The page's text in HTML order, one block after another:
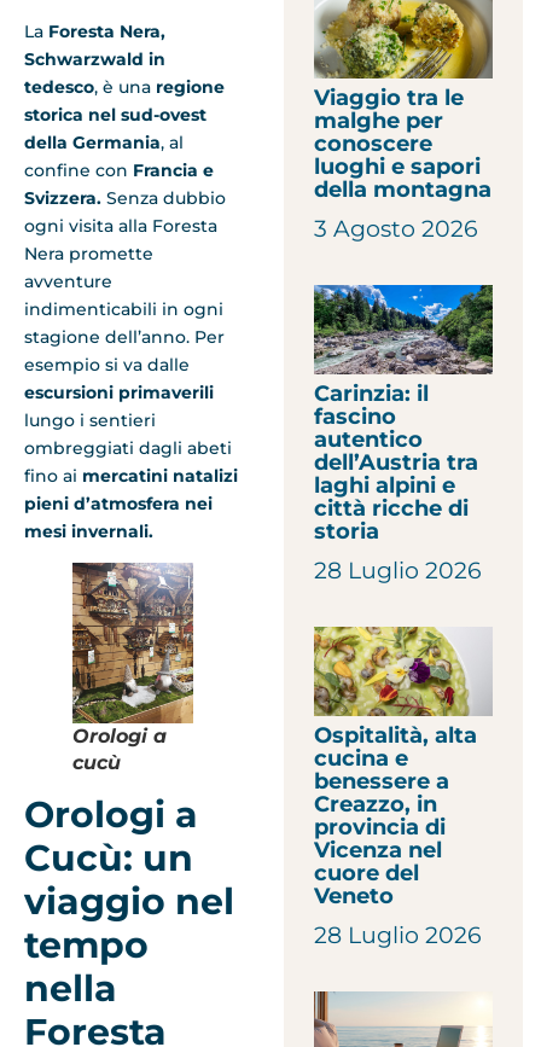
La Foresta Nera,
Schwarzwald in
tedesco, è una regione
storica nel sud-ovest
della Germania, al
confine con Francia e
Svizzera. Senza dubbio
ogni visita alla Foresta
Nera promette
avventure
indimenticabili in ogni
stagione dell’anno. Per
esempio si va dalle
escursioni primaverili
lungo i sentieri
ombreggiati dagli abeti
fino ai mercatini natalizi
pieni d’atmosfera nei
mesi invernali.
Orologi a
cucù
Orologi a
Cucù: un
viaggio nel
tempo
nella
Foresta
Viaggio tra le
malghe per
conoscere
luoghi e sapori
della montagna
3 Agosto 2026
Carinzia: il
fascino
autentico
dell’Austria tra
laghi alpini e
città ricche di
storia
28 Luglio 2026
Ospitalità, alta
cucina e
benessere a
Creazzo, in
provincia di
Vicenza nel
cuore del
Veneto
28 Luglio 2026